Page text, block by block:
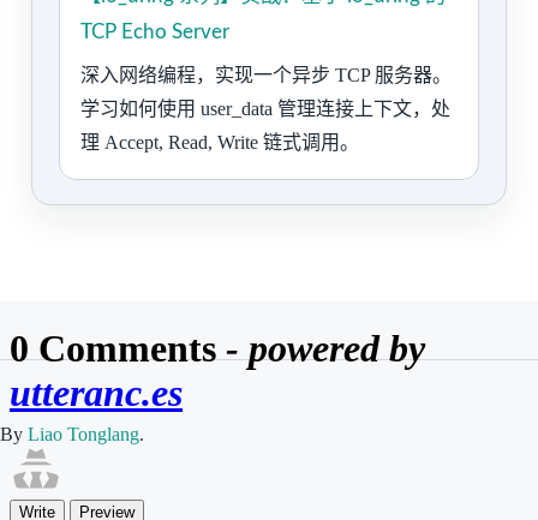
TCP Echo Server
深入网络编程，实现一个异步 TCP 服务器。
学习如何使用 user_data 管理连接上下文，处
理 Accept, Read, Write 链式调用。
By Liao Tonglang.